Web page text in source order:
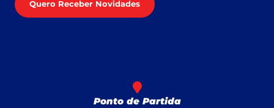
Ponto de Partida